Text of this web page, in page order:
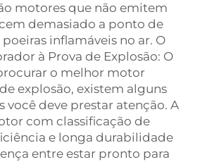
motores que não emitem
demasiado a ponto de
inflamáveis no ar. O
à Prova de Explosão: O
o melhor motor
explosão, existem alguns
você deve prestar atenção. A
com classificação de
e longa durabilidade
entre estar pronto para